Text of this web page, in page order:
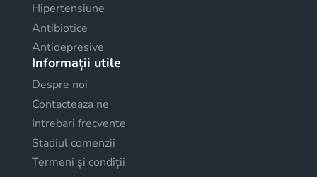
Hipertensiune
Antibiotice
Antidepresive
Informații utile
Despre noi
Contacteaza ne
Intrebari frecvente
Stadiul comenzii
Termeni și condiții